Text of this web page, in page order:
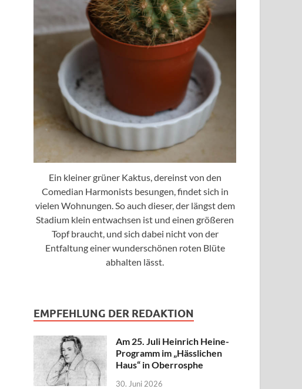
Ein kleiner grüner Kaktus, dereinst von den
Comedian Harmonists besungen, findet sich in
vielen Wohnungen. So auch dieser, der längst dem
Stadium klein entwachsen ist und einen größeren
Topf braucht, und sich dabei nicht von der
Entfaltung einer wunderschönen roten Blüte
abhalten lässt.
EMPFEHLUNG DER REDAKTION
Am 25. Juli Heinrich Heine-
Programm im „Hässlichen
Haus“ in Oberrosphe
30. Juni 2026